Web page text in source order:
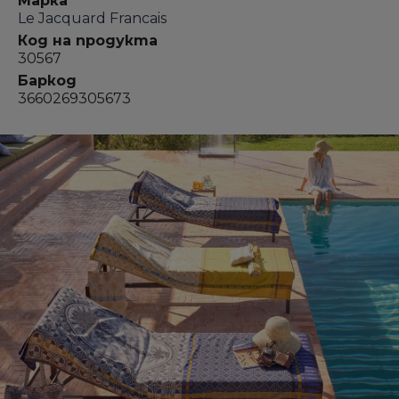
Le Jacquard Francais
Код на продукта
30567
Баркод
3660269305673